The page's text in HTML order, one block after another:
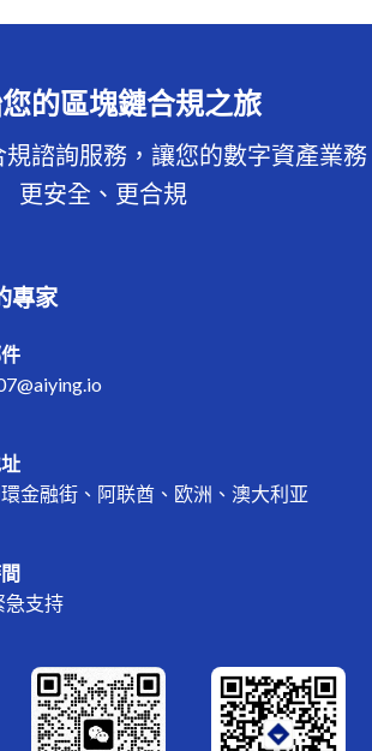
您的區塊鏈合規之旅
諮詢服務，讓您的數字資產業務
更安全、更合規
專家
金融街、阿联酋、欧洲、澳大利亚
急支持